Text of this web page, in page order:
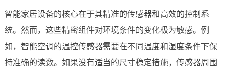
智能家居设备的核心在于其精准的传感器和高效的控制系
统。然而，这些精密组件对环境条件的变化极为敏感。例
如，智能空调的温控传感器需要在不同温度和湿度条件下保
持准确的读数。如果没有适当的尺寸稳定措施，传感器周围